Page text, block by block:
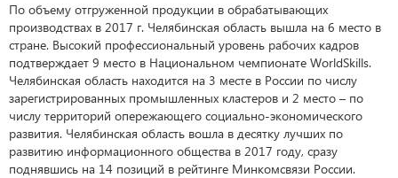
По объему отгруженной продукции в обрабатывающих
производствах в 2017 г. Челябинская область вышла на 6 место в
стране. Высокий профессиональный уровень рабочих кадров
подтверждает 9 место в Национальном чемпионате WorldSkills.
Челябинская область находится на 3 месте в России по числу
зарегистрированных промышленных кластеров и 2 место – по
числу территорий опережающего социально-экономического
развития. Челябинская область вошла в десятку лучших по
развитию информационного общества в 2017 году, сразу
поднявшись на 14 позиций в рейтинге Минкомсвязи России.